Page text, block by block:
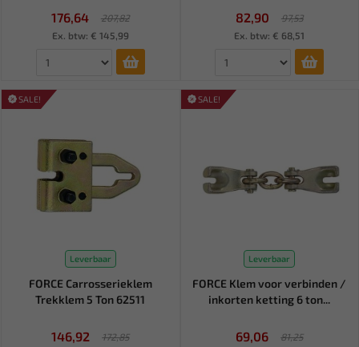
176,64
207,82
Ex. btw: € 145,99
82,90
97,53
Ex. btw: € 68,51
SALE!
Leverbaar
FORCE Carrosserieklem
Trekklem 5 Ton 62511
146,92
172,85
SALE!
Leverbaar
FORCE Klem voor verbinden /
inkorten ketting 6 ton...
69,06
81,25